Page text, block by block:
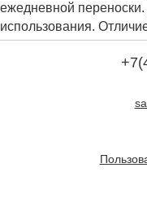
ежедневной
использования.